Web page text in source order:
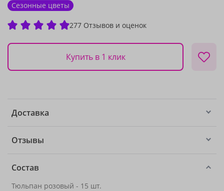
Сезонные цветы
277 Отзывов и оценок
Купить в 1 клик
Доставка
Отзывы
Состав
Тюльпан розовый - 15 шт.